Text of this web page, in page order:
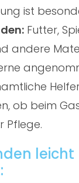
ist
Futter,
andere
ob beim
Pflege.
leicht